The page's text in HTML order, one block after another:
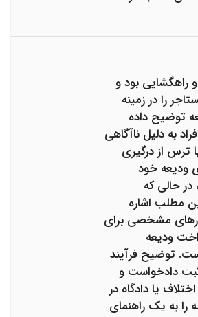
راهگشایی بود و
را در زمینه
توضیح داده
به دلیل ناآگاهی
ترس از درگیری
ودیعه خود
حالی که
مطلب اشاره
مشخصی برای
ودیعه
توضیح فرآیند
ثبت دادخواست و
یا دادگاه در
را به یک راهنمای